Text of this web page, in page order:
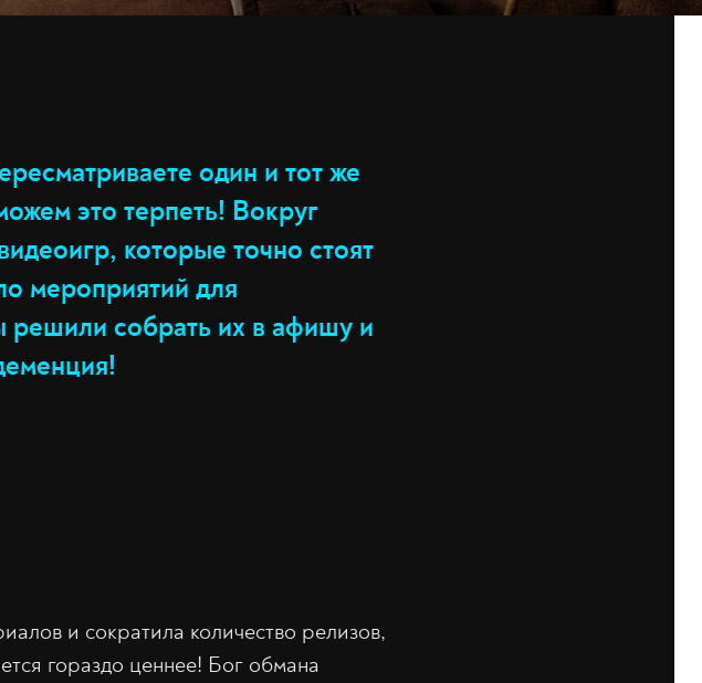
один и тот же
это терпеть! Вокруг
которые точно стоят
мероприятий для
решили собрать их в афишу и
и сократила количество релизов,
гораздо ценнее! Бог обмана